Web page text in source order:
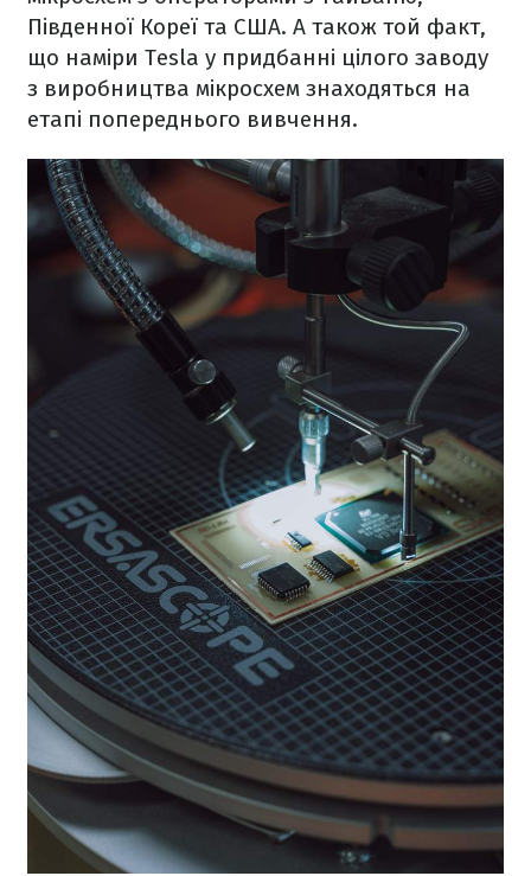
Південної Кореї та США. А також той факт,
що наміри Tesla у придбанні цілого заводу
з виробництва мікросхем знаходяться на
етапі попереднього вивчення.